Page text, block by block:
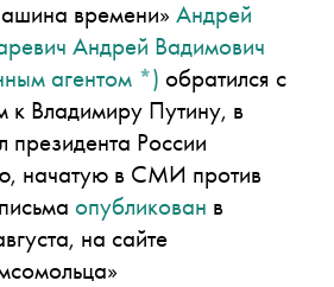
времени» Андрей
Андрей Вадимович
агентом *) обратился с
к Владимиру Путину, в
президента России
начатую в СМИ против
опубликован в
на сайте